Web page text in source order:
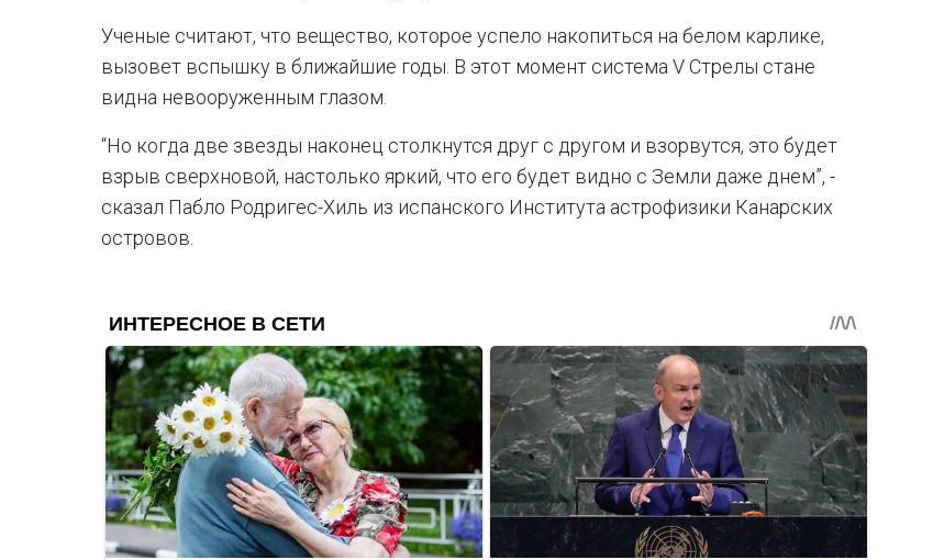
Ученые считают, что вещество, которое успело накопиться на белом карлике,
вызовет вспышку в ближайшие годы. В этот момент система V Стрелы стане
видна невооруженным глазом.
“Но когда две звезды наконец столкнутся друг с другом и взорвутся, это будет
взрыв сверхновой, настолько яркий, что его будет видно с Земли даже днем”, -
сказал Пабло Родригес-Хиль из испанского Института астрофизики Канарских
островов.